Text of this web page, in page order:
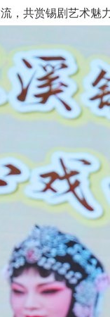
，共赏锡剧艺术魅